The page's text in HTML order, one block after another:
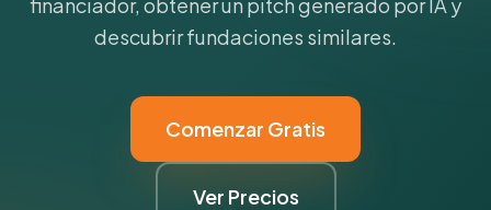
descubrir fundaciones similares.
Comenzar Gratis
Ver Precios